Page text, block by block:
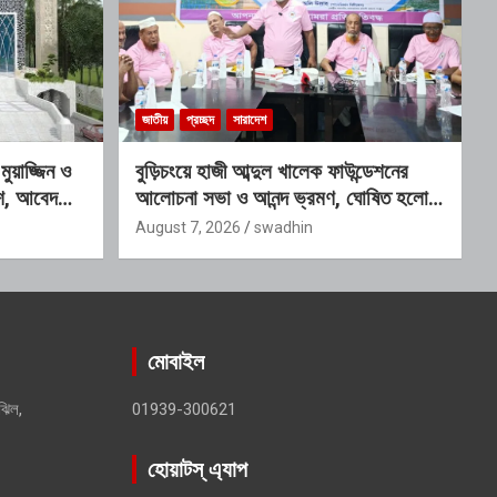
ও
আবেদনের
জাতীয় প্রচ্ছদ সারাদেশ
বুড়িচংয়ে হাজী আব্দুল খালেক ফাউন্ডেশনের
আলোচনা সভা ও আনন্দ ভ্রমণ, ঘোষিত হলো
নতুন কার্যনির্বাহী কমিটি
August 7, 2026 swadhin
মোবাইল
01939-300621
হোয়াটস্ এ্যাপ